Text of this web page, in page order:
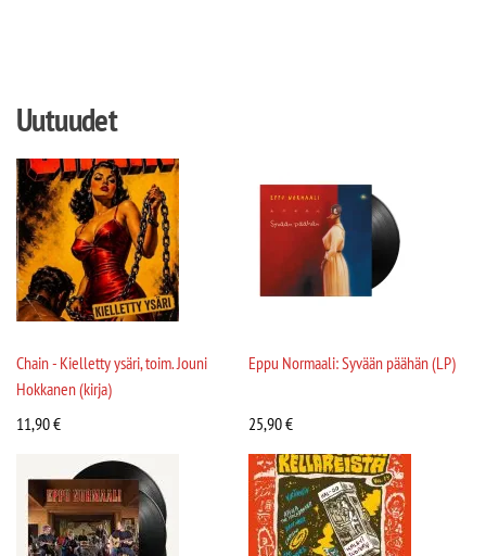
Uutuudet
Chain - Kielletty ysäri, toim. Jouni
Hokkanen (kirja)
11,90€
Eppu Normaali: Syvään päähän (LP)
25,90€